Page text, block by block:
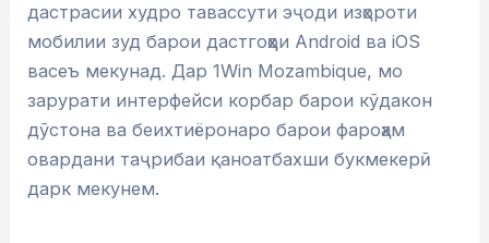
дастрасии худро тавассути эҷоди изҳороти
мобилии зуд барои дастгоҳҳои Android ва iOS
васеъ мекунад. Дар 1Win Mozambique, мо
зарурати интерфейси корбар барои кӯдакон
дӯстона ва беихтиёронаро барои фароҳам
овардани таҷрибаи қаноатбахши букмекерӣ
дарк мекунем.